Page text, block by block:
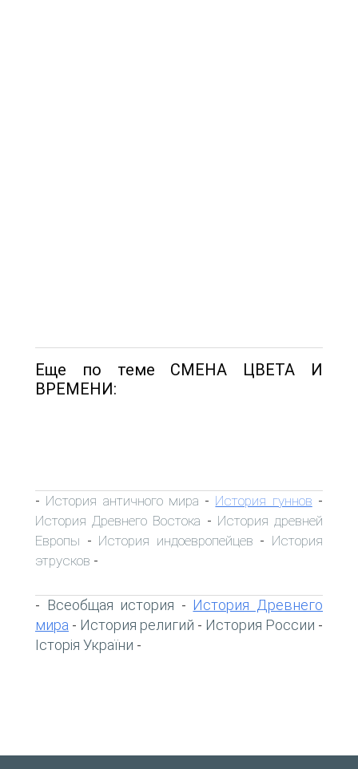
Еще по теме СМЕНА ЦВЕТА И
ВРЕМЕНИ:
- История античного мира - История гуннов -
История Древнего Востока - История древней
Европы - История индоевропейцев - История
этрусков -
- Всеобщая история - История Древнего
мира - История религий - История России -
Історія України -